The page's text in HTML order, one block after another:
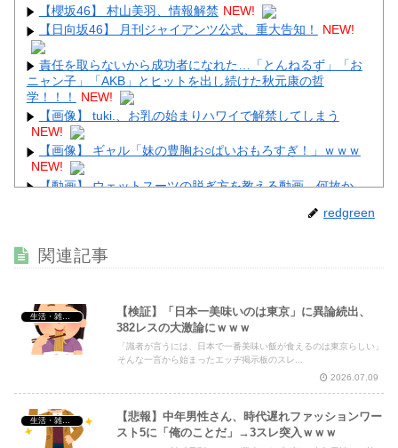
Powered by livedoor 相互RSS
【櫻坂46】 村山美羽、情報解禁 NEW!
【日向坂46】 月刊ジャイアンツ公式、重大告知！
NEW!
責任を取らないから成功者になれた…「とんねるず」「お
ニャン子」「AKB」とヒットを出し続けた秋元康の哲
学！！！
NEW!
【画像】 tuki.、お乳の始まりハワイで解禁してしまう
NEW!
【画像】 ギャル「妹の豊胸お○ぱいおもろすぎ！」ｗｗｗ
NEW!
【動画】 ウェットスーツの脱ぎ方を教える動画、何故か
【画像】 裏垢JD「新しい下着可愛いからみて！」ｗｗｗ
【動画】 姫路のイベントで胸チラ
Powered by livedoor 相互RSS
redgreen
関連記事
【検証】「日本一美味いのは東京」に異論続出、
382レスの大激論にｗｗｗ
「識者が言うには、日本で一番美味い飯が食えるのは東京らしい」
そんな一言から始まったエッヂ掲示板のスレ...
2026.07.09
生活・雑談・恋愛
【悲報】中年男性さん、時代遅れファッションワー
スト5に「俺のことだ」→3スレ突入ｗｗｗ